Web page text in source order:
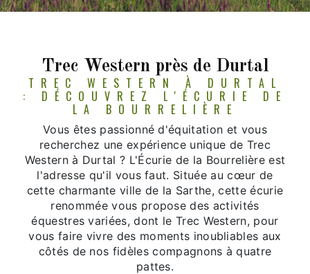
Trec Western près de Durtal
TREC WESTERN À DURTAL
: DÉCOUVREZ L'ÉCURIE DE
LA BOURRELIÈRE
Vous êtes passionné d'équitation et vous
recherchez une expérience unique de Trec
Western à Durtal ? L'Écurie de la Bourrelière est
l'adresse qu'il vous faut. Située au cœur de
cette charmante ville de la Sarthe, cette écurie
renommée vous propose des activités
équestres variées, dont le Trec Western, pour
vous faire vivre des moments inoubliables aux
côtés de nos fidèles compagnons à quatre
pattes.